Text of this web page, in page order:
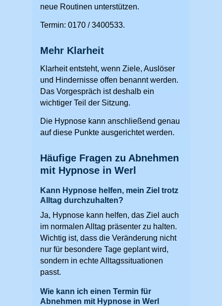
neue Routinen unterstützen.
Termin: 0170 / 3400533.
Mehr Klarheit
Klarheit entsteht, wenn Ziele, Auslöser
und Hindernisse offen benannt werden.
Das Vorgespräch ist deshalb ein
wichtiger Teil der Sitzung.
Die Hypnose kann anschließend genau
auf diese Punkte ausgerichtet werden.
Häufige Fragen zu Abnehmen
mit Hypnose in Werl
Kann Hypnose helfen, mein Ziel trotz
Alltag durchzuhalten?
Ja, Hypnose kann helfen, das Ziel auch
im normalen Alltag präsenter zu halten.
Wichtig ist, dass die Veränderung nicht
nur für besondere Tage geplant wird,
sondern in echte Alltagssituationen
passt.
Wie kann ich einen Termin für
Abnehmen mit Hypnose in Werl